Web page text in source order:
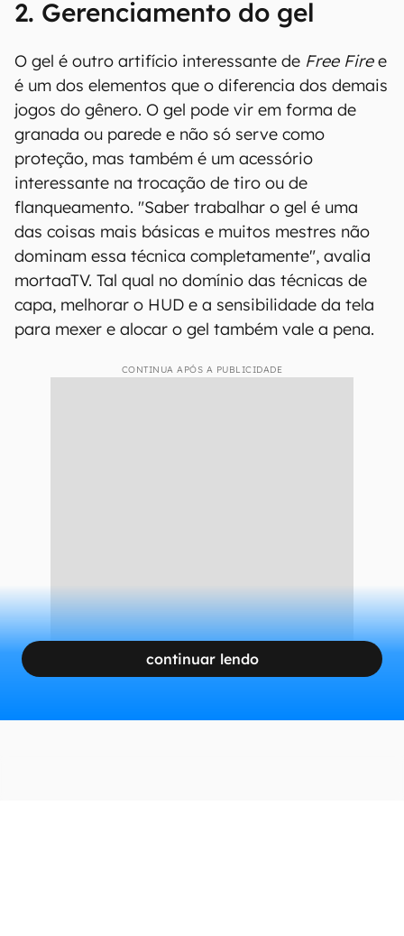
2. Gerenciamento do gel
O gel é outro artifício interessante de Free Firee
é um dos elementos que o diferencia dos demais
jogos do gênero. O gel pode vir em forma de
granada ou parede e não só serve como
proteção, mas também é um acessório
interessante na trocação de tiro ou de
flanqueamento. "Saber trabalhar o gel é uma
das coisas mais básicas e muitos mestres não
dominam essa técnica completamente", avalia
mortaaTV. Tal qual no domínio das técnicas de
capa, melhorar o HUD e a sensibilidade da tela
para mexer e alocar o gel também vale a pena.
CONTINUA APÓS A PUBLICIDADE
continuar lendo